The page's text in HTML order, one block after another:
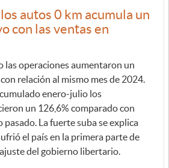
autos 0 km acumula un
con las ventas en
las operaciones aumentaron un
relación al mismo mes de 2024.
enero-julio los
un 126,6% comparado con
La fuerte suba se explica
el país en la primera parte de
del gobierno libertario.